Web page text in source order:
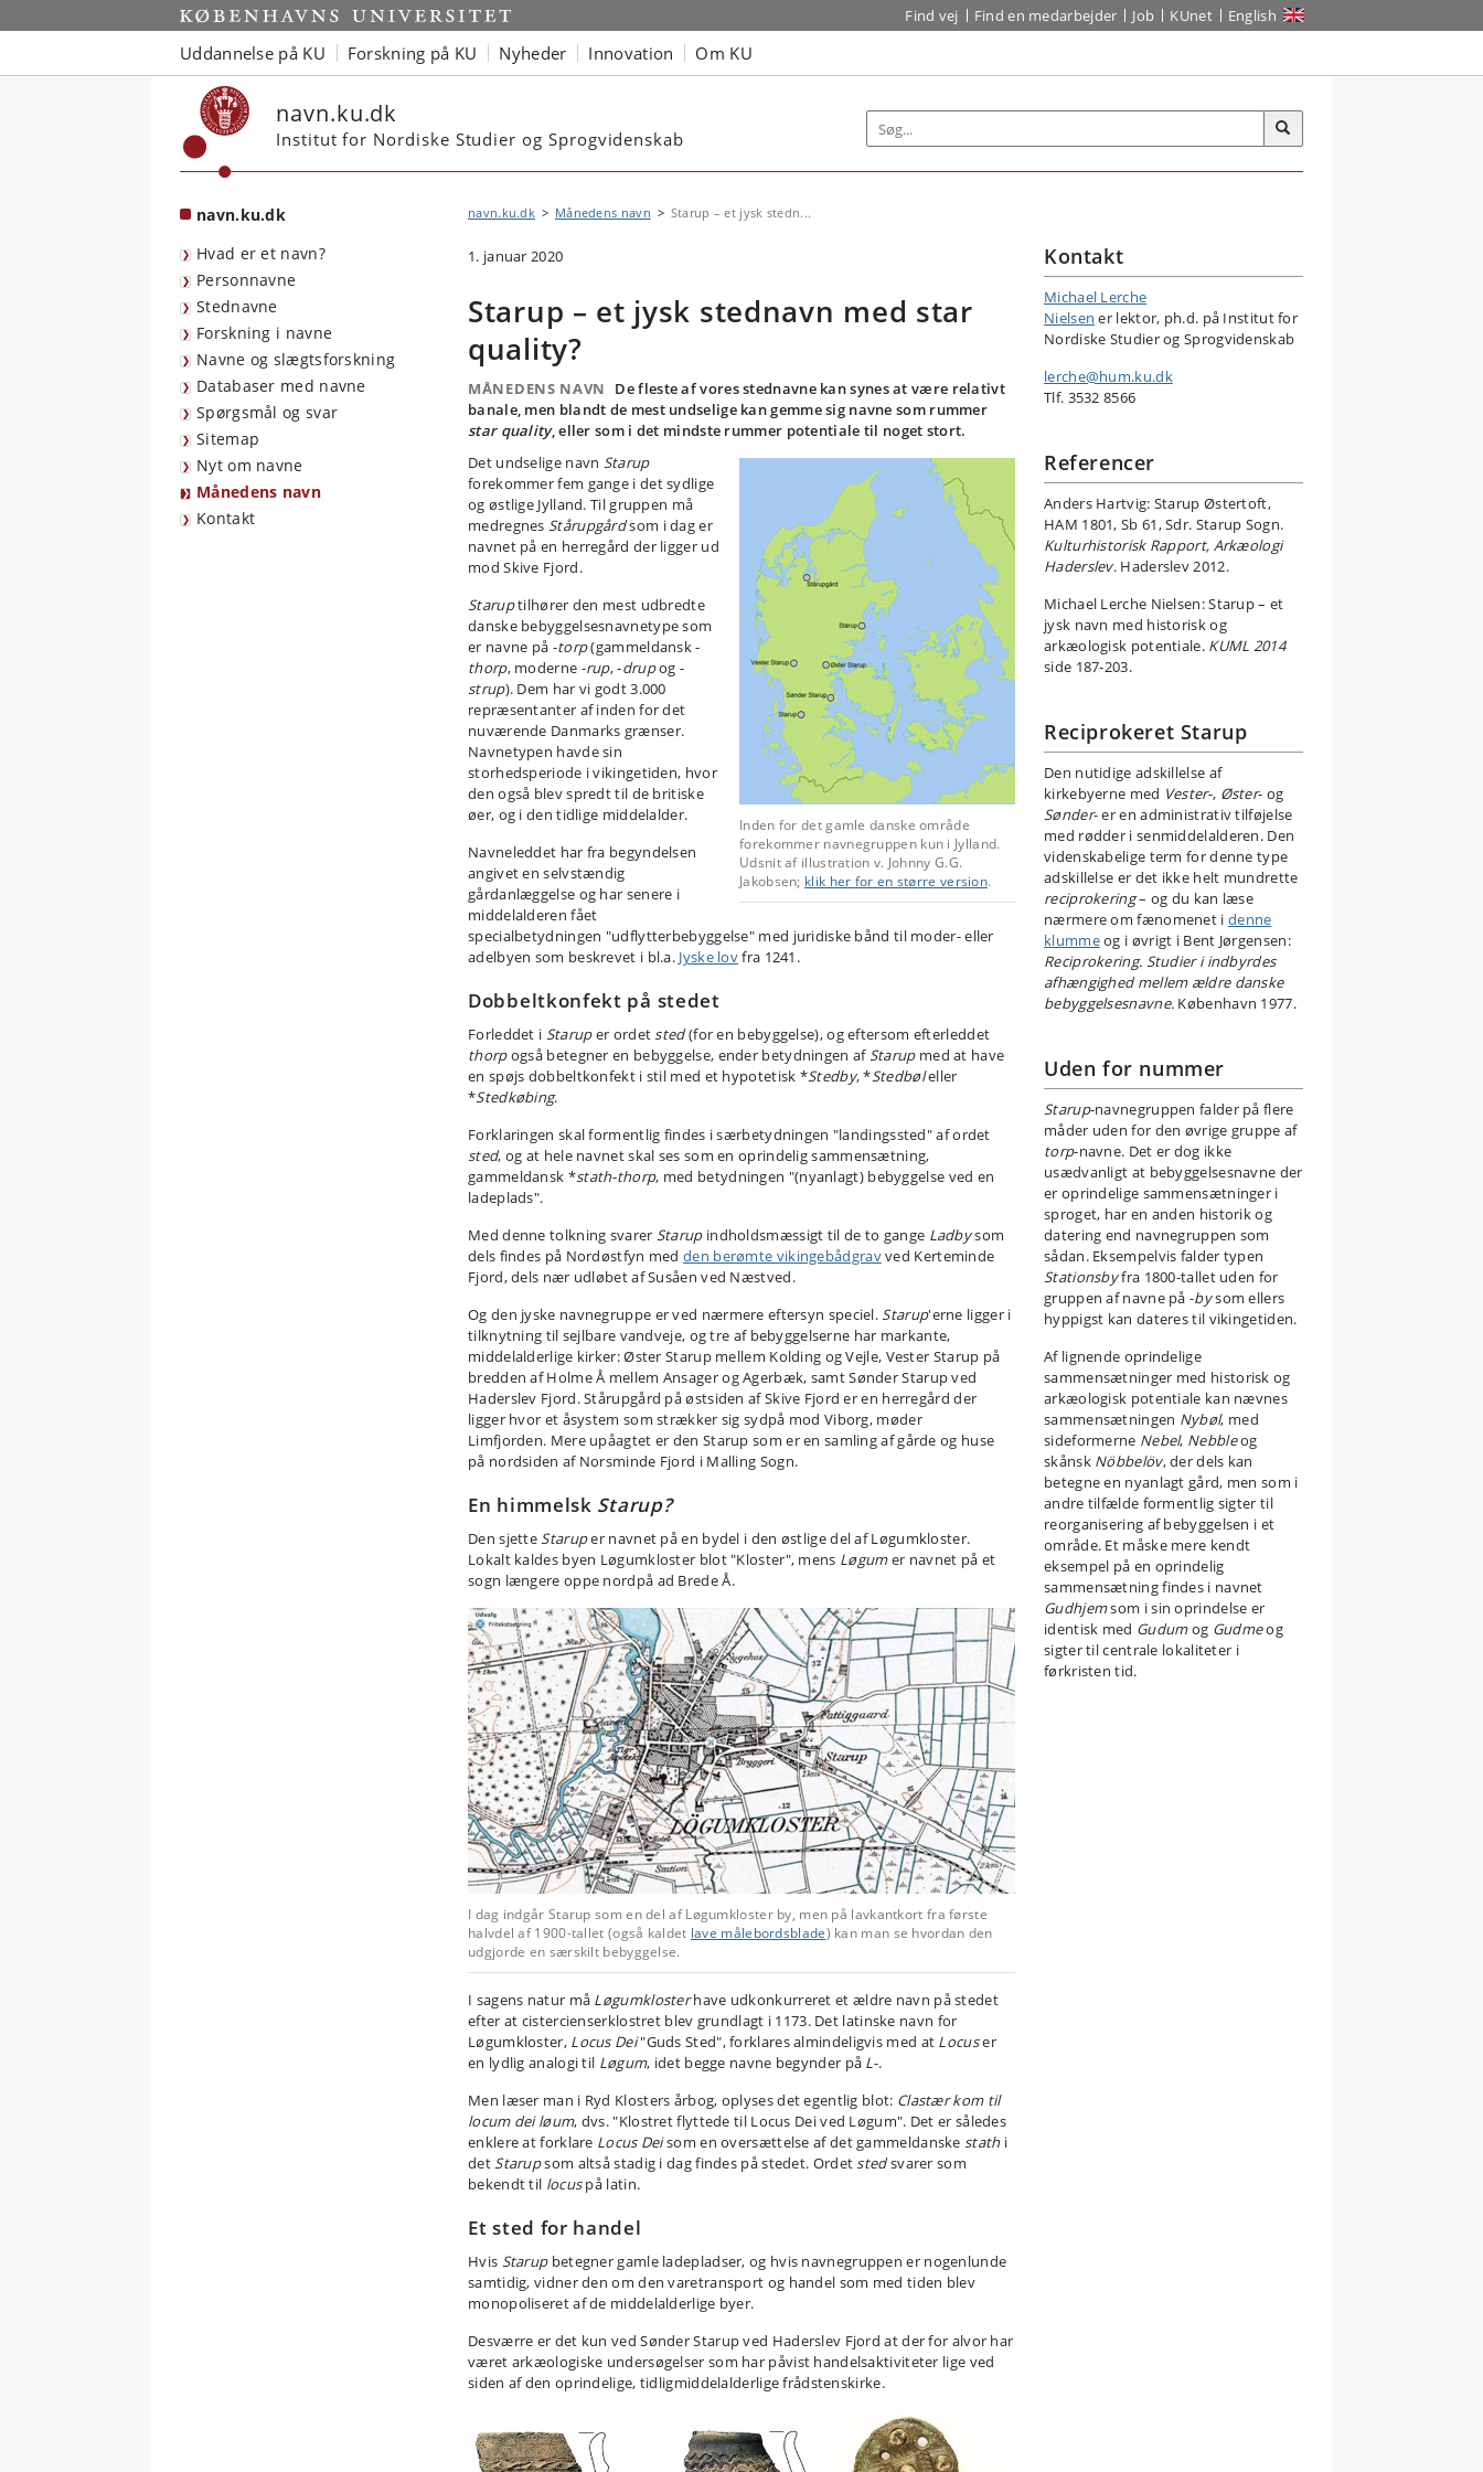
Start Find vej Find en medarbejder Job KUnet English
Uddannelse på KU Forskning på KU Nyheder Innovation Om KU
navn.ku.dk
Institut for Nordiske Studier og Sprogvidenskab
navn.ku.dk
Hvad er et navn?
Personnavne
Stednavne
Forskning i navne
Navne og slægtsforskning
Databaser med navne
Spørgsmål og svar
Sitemap
Nyt om navne
Månedens navn
Kontakt
navn.ku.dk Månedens navn Starup – et jysk stedn...
1. januar 2020
Starup – et jysk stednavn med star
quality?
MÅNEDENS NAVN
De fleste af vores stednavne kan synes at være relativt
banale, men blandt de mest undselige kan gemme sig navne som rummer
star quality, eller som i det mindste rummer potentiale til noget stort.
Inden for det gamle danske område
forekommer navnegruppen kun i Jylland.
Udsnit af illustration v. Johnny G.G.
Jakobsen; klik her for en større version.
Det undselige navn Starup
forekommer fem gange i det sydlige
og østlige Jylland. Til gruppen må
medregnes Stårupgårdsom i dag er
navnet på en herregård der ligger ud
mod Skive Fjord.
Staruptilhører den mest udbredte
danske bebyggelsesnavnetype som
er navne på -torp(gammeldansk -
thorp, moderne -rup, -drupog -
strup). Dem har vi godt 3.000
repræsentanter af inden for det
nuværende Danmarks grænser.
Navnetypen havde sin
storhedsperiode i vikingetiden, hvor
den også blev spredt til de britiske
øer, og i den tidlige middelalder.
Navneleddet har fra begyndelsen
angivet en selvstændig
gårdanlæggelse og har senere i
middelalderen fået
specialbetydningen "udflytterbebyggelse" med juridiske bånd til moder- eller
adelbyen som beskrevet i bl.a. Jyske lovfra 1241.
Dobbeltkonfekt på stedet
Forleddet i Staruper ordetsted(for en bebyggelse), og eftersom efterleddet
thorpogså betegner en bebyggelse, ender betydningen afStarupmed at have
en spøjs dobbeltkonfekt i stil med et hypotetisk *Stedby, *Stedbøleller
*Stedkøbing.
Forklaringen skal formentlig findes i særbetydningen "landingssted" af ordet
sted, og at hele navnet skal ses som en oprindelig sammensætning,
gammeldansk *stath-thorp, med betydningen "(nyanlagt) bebyggelse ved en
ladeplads".
Med denne tolkning svarer Starupindholdsmæssigt til de to gange Ladbysom
dels findes på Nordøstfyn medden berømte vikingebådgravved Kerteminde
Fjord, dels nær udløbet af Susåen ved Næstved.
Og den jyske navnegruppe er ved nærmere eftersyn speciel.Starup'erne ligger i
tilknytning til sejlbare vandveje, og tre af bebyggelserne har markante,
middelalderlige kirker: Øster Starup mellem Kolding og Vejle, Vester Starup på
bredden af Holme Å mellem Ansager og Agerbæk, samt Sønder Starup ved
Haderslev Fjord. Stårupgård på østsiden af Skive Fjord er en herregård der
ligger hvor et åsystem som strækker sig sydpå mod Viborg, møder
Limfjorden. Mere upåagtet er den Starup som er en samling af gårde og huse
på nordsiden af Norsminde Fjord i Malling Sogn.
En himmelsk Starup?
Den sjetteStaruper navnet på en bydel i den østlige del af Løgumkloster.
Lokalt kaldes byen Løgumkloster blot "Kloster", mens Løgumer navnet på et
sogn længere oppe nordpå ad Brede Å.
I dag indgår Starup som en del af Løgumkloster by, men på lavkantkort fra første
halvdel af 1900-tallet (også kaldet lave målebordsblade) kan man se hvordan den
udgjorde en særskilt bebyggelse.
I sagens natur må Løgumklosterhave udkonkurreret et ældre navn på stedet
efter at cistercienserklostret blev grundlagt i 1173. Det latinske navn for
Løgumkloster, Locus Dei"Guds Sted", forklares almindeligvis med at Locuser
en lydlig analogi til Løgum, idet begge navne begynder på L-.
Men læser man i Ryd Klosters årbog, oplyses det egentlig blot: Clastær kom til
locum dei løum, dvs. "Klostret flyttede til Locus Dei ved Løgum". Det er således
enklere at forklare Locus Deisom en oversættelse af det gammeldanskestathi
detStarupsom altså stadig i dag findes på stedet. Ordetstedsvarer som
bekendt til locuspå latin.
Et sted for handel
Hvis Starupbetegner gamle ladepladser, og hvis navnegruppen er nogenlunde
samtidig, vidner den om den varetransport og handel som med tiden blev
monopoliseret af de middelalderlige byer.
Desværre er det kun ved Sønder Starup ved Haderslev Fjord at der for alvor har
været arkæologiske undersøgelser som har påvist handelsaktiviteter lige ved
siden af den oprindelige, tidligmiddelalderlige frådstenskirke.
Kontakt
Michael Lerche
Nielsen er lektor, ph.d. på Institut for
Nordiske Studier og Sprogvidenskab
lerche@hum.ku.dk
Tlf. 3532 8566
Referencer
Anders Hartvig: Starup Østertoft,
HAM 1801, Sb 61, Sdr. Starup Sogn.
Kulturhistorisk Rapport, Arkæologi
Haderslev. Haderslev 2012.
Michael Lerche Nielsen: Starup – et
jysk navn med historisk og
arkæologisk potentiale. KUML 2014
side 187-203.
Reciprokeret Starup
Den nutidige adskillelse af
kirkebyerne med Vester-, Øster- og
Sønder- er en administrativ tilføjelse
med rødder i senmiddelalderen. Den
videnskabelige term for denne type
adskillelse er det ikke helt mundrette
reciprokering– og du kan læse
nærmere om fænomenet i denne
klummeog i øvrigt i Bent Jørgensen:
Reciprokering. Studier i indbyrdes
afhængighed mellem ældre danske
bebyggelsesnavne. København 1977.
Uden for nummer
Starup-navnegruppen falder på flere
måder uden for den øvrige gruppe af
torp-navne. Det er dog ikke
usædvanligt at bebyggelsesnavne der
er oprindelige sammensætninger i
sproget, har en anden historik og
datering end navnegruppen som
sådan. Eksempelvis falder typen
Stationsbyfra 1800-tallet uden for
gruppen af navne på -bysom ellers
hyppigst kan dateres til vikingetiden.
Af lignende oprindelige
sammensætninger med historisk og
arkæologisk potentiale kan nævnes
sammensætningen Nybøl, med
sideformerne Nebel, Nebbleog
skånsk Nöbbelöv, der dels kan
betegne en nyanlagt gård, men som i
andre tilfælde formentlig sigter til
reorganisering af bebyggelsen i et
område. Et måske mere kendt
eksempel på en oprindelig
sammensætning findes i navnet
Gudhjemsom i sin oprindelse er
identisk med Gudumog Gudmeog
sigter til centrale lokaliteter i
førkristen tid.